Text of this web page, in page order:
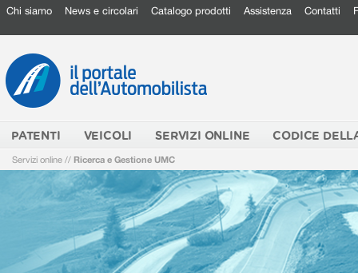
Chi siamo News e circolari Catalogo prodotti Assistenza Contatti
PATENTI VEICOLI SERVIZI ONLINE CODICE
Servizi online // Ricerca e Gestione UMC